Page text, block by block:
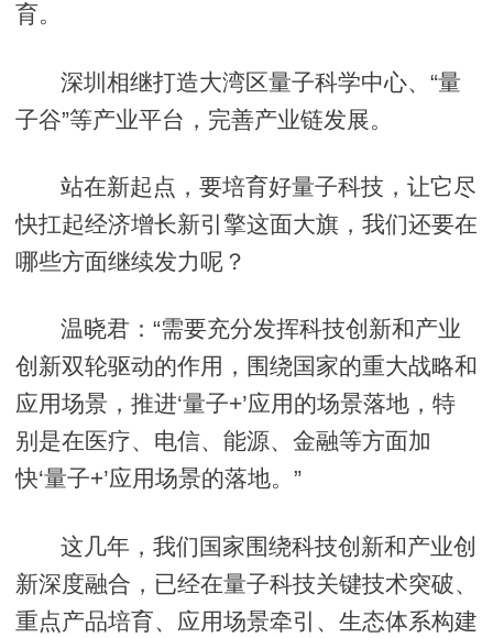
育。
深圳相继打造大湾区量子科学中心、“量
子谷”等产业平台，完善产业链发展。
站在新起点，要培育好量子科技，让它尽
快扛起经济增长新引擎这面大旗，我们还要在
哪些方面继续发力呢？
温晓君：“需要充分发挥科技创新和产业
创新双轮驱动的作用，围绕国家的重大战略和
应用场景，推进‘量子+’应用的场景落地，特
别是在医疗、电信、能源、金融等方面加
快‘量子+’应用场景的落地。”
这几年，我们国家围绕科技创新和产业创
新深度融合，已经在量子科技关键技术突破、
重点产品培育、应用场景牵引、生态体系构建